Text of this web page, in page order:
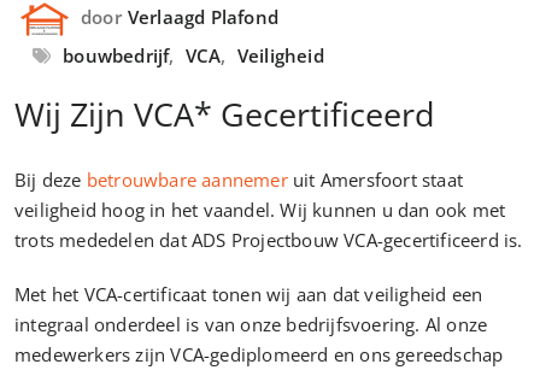
door Verlaagd Plafond
bouwbedrijf, VCA, Veiligheid
Wij Zijn VCA* Gecertificeerd
Bij deze betrouwbare aannemeruit Amersfoort staat
veiligheid hoog in het vaandel. Wij kunnen u dan ook met
trots mededelen dat ADS Projectbouw VCA-gecertificeerd is.
Met het VCA-certificaat tonen wij aan dat veiligheid een
integraal onderdeel is van onze bedrijfsvoering. Al onze
medewerkers zijn VCA-gediplomeerd en ons gereedschap